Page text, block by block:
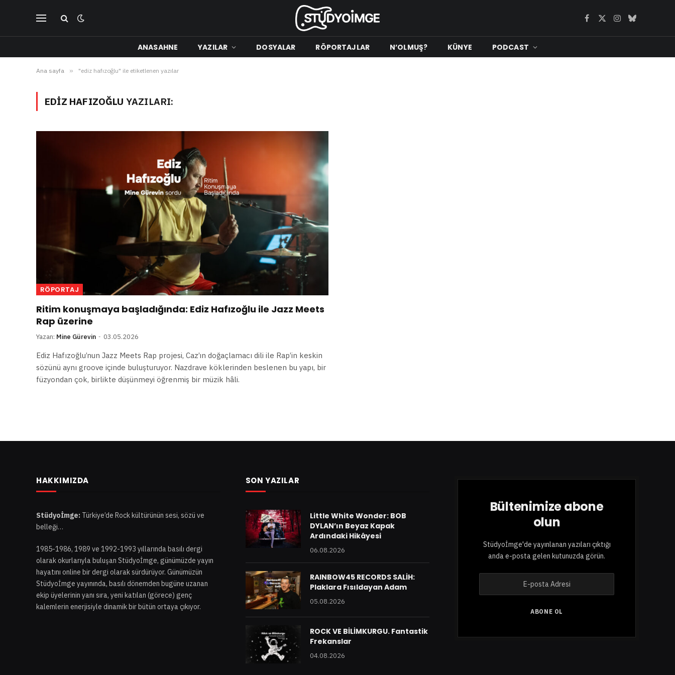
Facebook
X
Instagram
Bluesky
ANASAHNE YAZILAR DOSYALAR RÖPORTAJLAR N’OLMUŞ? KÜNYE PODCAST
Ana sayfa » "ediz hafızoğlu" ile etiketlenen yazılar
EDIZ HAFIZOĞLU YAZILARI:
RÖPORTAJ
Ritim konuşmaya başladığında: Ediz Hafızoğlu ile Jazz Meets
Rap üzerine
Yazan: Mine Gürevin 03.05.2026
Ediz Hafızoğlu’nun Jazz Meets Rap projesi, Caz’ın doğaçlamacı dili ile Rap’in keskin
sözünü aynı groove içinde buluşturuyor. Nazdrave köklerinden beslenen bu yapı, bir
füzyondan çok, birlikte düşünmeyi öğrenmiş bir müzik hâli.
HAKKIMIZDA
Stüdyoİmge: Türkiye’de Rock kültürünün sesi, sözü ve
belleği…
1985-1986, 1989 ve 1992-1993 yıllarında basılı dergi
olarak okurlarıyla buluşan Stüdyoİmge, günümüzde yayın
hayatını online bir dergi olarak sürdürüyor. Günümüzün
Stüdyoİmge yayınında, basılı dönemden bugüne uzanan
ekip üyelerinin yanı sıra, yeni katılan (görece) genç
kalemlerin enerjisiyle dinamik bir bütün ortaya çıkıyor.
SON YAZILAR
Little White Wonder: BOB
DYLAN’ın Beyaz Kapak
Ardındaki Hikâyesi
06.08.2026
RAINBOW45 RECORDS SALİH:
Plaklara Fısıldayan Adam
05.08.2026
ROCK VE BİLİMKURGU. Fantastik
Frekanslar
04.08.2026
Bültenimize abone
olun
Stüdyoİmge'de yayınlanan yazıları çıktığı
anda e-posta gelen kutunuzda görün.
ABONE OL